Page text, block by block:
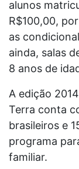
alunos
R$100,00,
as
ainda, salas
8 anos de
A edição
Terra conta
brasileiros e
programa
familiar.